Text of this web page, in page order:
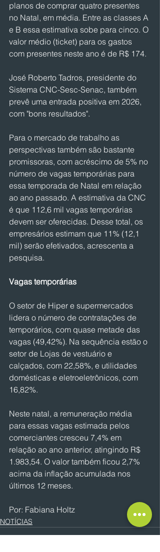
planos de comprar quatro presentes
no Natal, em média. Entre as classes A
e B essa estimativa sobe para cinco. O
valor médio (ticket) para os gastos
com presentes neste ano é de R$ 174.
José Roberto Tadros, presidente do
Sistema CNC-Sesc-Senac, também
prevê uma entrada positiva em 2026,
com "bons resultados".
Para o mercado de trabalho as
perspectivas também são bastante
promissoras, com acréscimo de 5% no
número de vagas temporárias para
essa temporada de Natal em relação
ao ano passado. A estimativa da CNC
é que 112,6 mil vagas temporárias
devem ser oferecidas. Desse total, os
empresários estimam que 11% (12,1
mil) serão efetivados, acrescenta a
pesquisa.
Vagas temporárias
O setor de Hiper e supermercados
lidera o número de contratações de
temporários, com quase metade das
vagas (49,42%). Na sequência estão o
setor de Lojas de vestuário e
calçados, com 22,58%, e utilidades
domésticas e eletroeletrônicos, com
16,82%.
Neste natal, a remuneração média
para essas vagas estimada pelos
comerciantes cresceu 7,4% em
relação ao ano anterior, atingindo R$
1.983,54. O valor também ficou 2,7%
acima da inflação acumulada nos
últimos 12 meses.
Por: Fabiana Holtz
NOTÍCIAS